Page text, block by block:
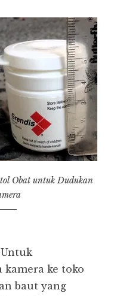
Obat untuk Dudukan
kamera ke toko
baut yang